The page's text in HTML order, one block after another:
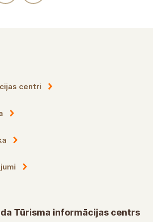
centri
Tūrisma informācijas centrs